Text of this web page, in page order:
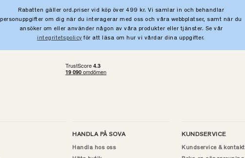
Rabatten gäller ord.priser vid köp över 499 kr. Vi samlar in och behandlar
personuppgifter om dig när du interagerar med oss och våra webbplatser, samt när du
ansöker om eller använder någon av våra produkter eller tjänster. Se vår
integritetspolicy för att läsa om hur vi vårdar dina uppgifter.
HANDLA PÅ SOVA
Handla hos oss
KUNDSERVICE
Kundservice & kontakt